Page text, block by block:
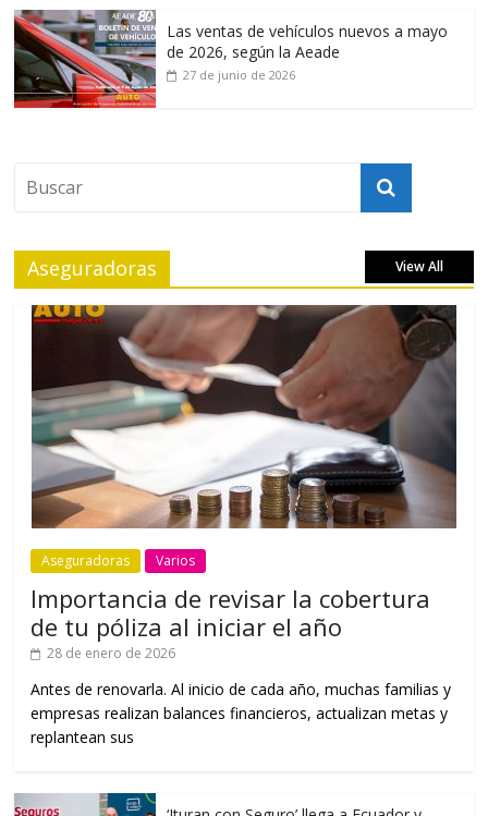
Las ventas de vehículos nuevos a mayo
de 2026, según la Aeade
27 de junio de 2026
Aseguradoras View All
Aseguradoras Varios
Importancia de revisar la cobertura
de tu póliza al iniciar el año
28 de enero de 2026
Antes de renovarla. Al inicio de cada año, muchas familias y
empresas realizan balances financieros, actualizan metas y
replantean sus